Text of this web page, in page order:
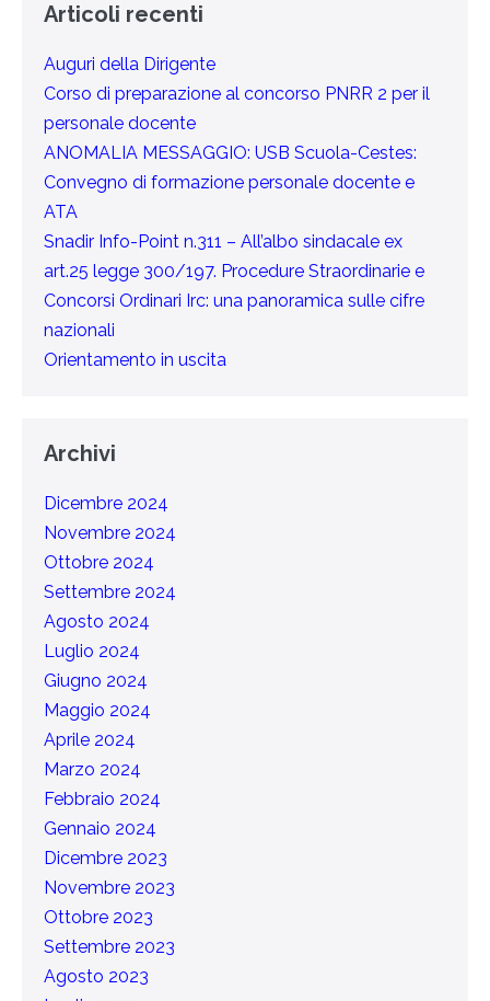
Articoli recenti
Auguri della Dirigente
Corso di preparazione al concorso PNRR 2 per il
personale docente
ANOMALIA MESSAGGIO: USB Scuola-Cestes:
Convegno di formazione personale docente e
ATA
Snadir Info-Point n.311 – All’albo sindacale ex
art.25 legge 300/197. Procedure Straordinarie e
Concorsi Ordinari Irc: una panoramica sulle cifre
nazionali
Orientamento in uscita
Archivi
Dicembre 2024
Novembre 2024
Ottobre 2024
Settembre 2024
Agosto 2024
Luglio 2024
Giugno 2024
Maggio 2024
Aprile 2024
Marzo 2024
Febbraio 2024
Gennaio 2024
Dicembre 2023
Novembre 2023
Ottobre 2023
Settembre 2023
Agosto 2023